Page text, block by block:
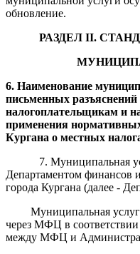
обновление.
РАЗДЕЛ II.
6. Наименование
письменных
налогоплательщикам и
применения
Кургана о местных
7. Муниципальная
Департаментом финансов
города Кургана (далее -
Муниципальная
через МФЦ в
между МФЦ и